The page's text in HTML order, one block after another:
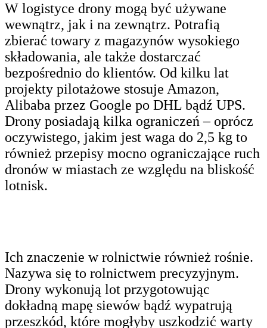
W logistyce drony mogą być używane
wewnątrz, jak i na zewnątrz. Potrafią
zbierać towary z magazynów wysokiego
składowania, ale także dostarczać
bezpośrednio do klientów. Od kilku lat
projekty pilotażowe stosuje Amazon,
Alibaba przez Google po DHL bądź UPS.
Drony posiadają kilka ograniczeń – oprócz
oczywistego, jakim jest waga do 2,5 kg to
również przepisy mocno ograniczające ruch
dronów w miastach ze względu na bliskość
lotnisk.
Ich znaczenie w rolnictwie również rośnie.
Nazywa się to rolnictwem precyzyjnym.
Drony wykonują lot przygotowując
dokładną mapę siewów bądź wypatrują
przeszkód, które mogłyby uszkodzić warty